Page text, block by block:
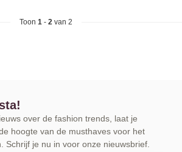
Toon 1- 2van 2
over de fashion trends, laat je
hoogte van de musthaves voor het
Schrijf je nu in voor onze nieuwsbrief.